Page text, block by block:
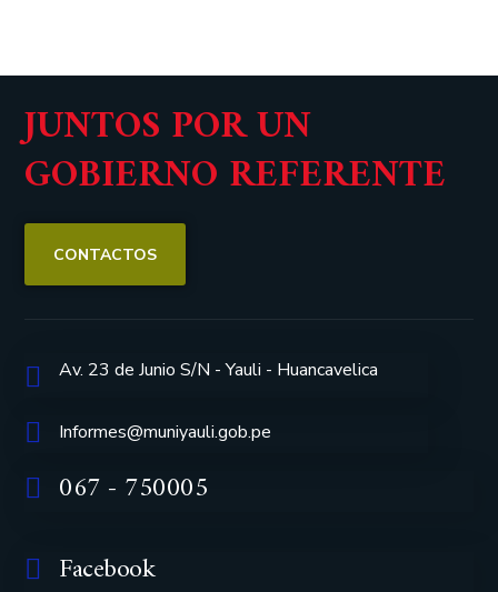
JUNTOS POR UN
GOBIERNO REFERENTE
CONTACTOS
Av. 23 de Junio S/N - Yauli - Huancavelica
Informes@muniyauli.gob.pe
067 - 750005
Facebook